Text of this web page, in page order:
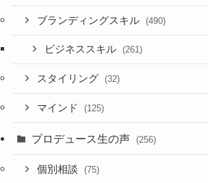
ブランディングスキル (490)
ビジネススキル (261)
スタイリング (32)
マインド (125)
プロデュース生の声 (256)
個別相談 (75)